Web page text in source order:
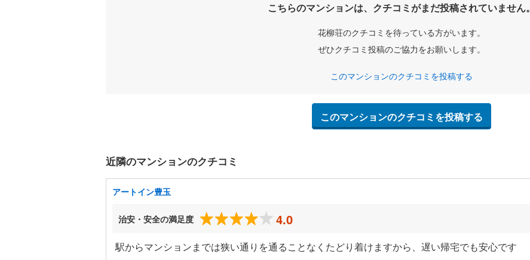
こちらのマンションは、クチコミがまだ投稿されていません。
花柳荘のクチコミを待っている方がいます。
ぜひクチコミ投稿のご協力をお願いします。
このマンションのクチコミを投稿する
このマンションのクチコミを投稿する
近隣のマンションのクチコミ
アートイン豊玉
治安・安全の満足度 4.0
駅からマンションまでは狭い通りを通ることなくたどり着けますから、遅い帰宅でも安心です